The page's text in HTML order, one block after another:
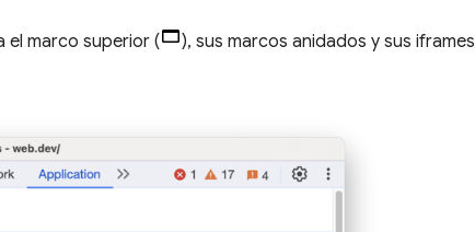
el marco superior (
), sus marcos anidados y sus iframes